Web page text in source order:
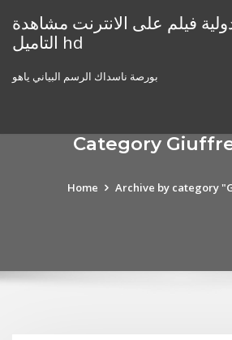
content
فيلم على الانترنت مشاهدة
التاميل hd
بورصة ناسداك الرسم البياني ياهو
Category
Home Archive by category